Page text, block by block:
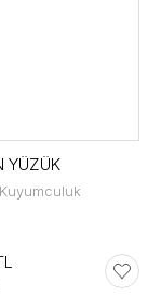
YÜZÜK